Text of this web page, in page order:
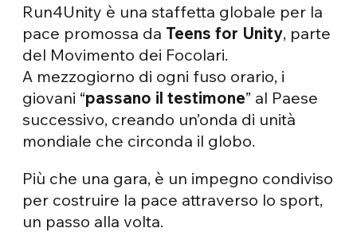
Run4Unity è una staffetta globale per la
pace promossa da Teens for Unity, parte
del Movimento dei Focolari.
A mezzogiorno di ogni fuso orario, i
giovani “passano il testimone” al Paese
successivo, creando un’onda di unità
mondiale che circonda il globo.
Più che una gara, è un impegno condiviso
per costruire la pace attraverso lo sport,
un passo alla volta.